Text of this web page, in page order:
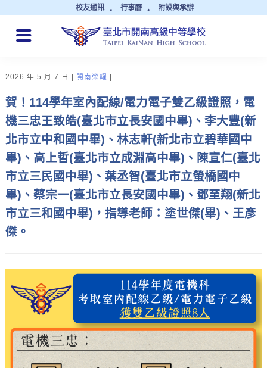
校友通訊 行事曆 附設與承辦
QUICK LINKS
2026 年 5 月 7 日 開南榮耀
賀！114學年室內配線/電力電子雙乙級證照，電
機三忠王致皓(臺北市立長安國中畢)、李大豐(新
北市立中和國中畢)、林志軒(新北市立碧華國中
畢)、高上哲(臺北市立成淵高中畢)、陳宣仁(臺北
市立三民國中畢)、葉丞智(臺北市立螢橋國中
畢)、蔡宗一(臺北市立長安國中畢)、鄧至翔(新北
市立三和國中畢)，指導老師：塗世傑(畢)、王彥
傑。